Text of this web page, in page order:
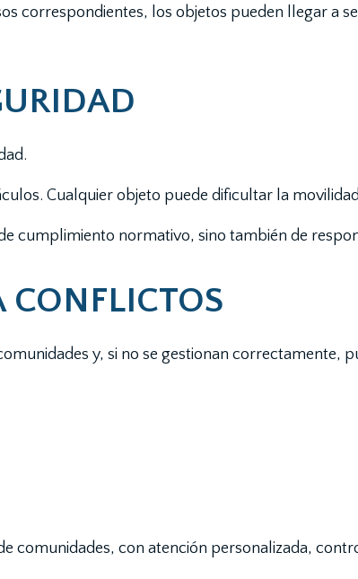
correspondientes, los objetos pueden llegar a
Cualquier objeto puede dificultar la
cumplimiento normativo, sino también de
CONFLICTOS
y, si no se gestionan correctamente,
comunidades, con atención personalizada,